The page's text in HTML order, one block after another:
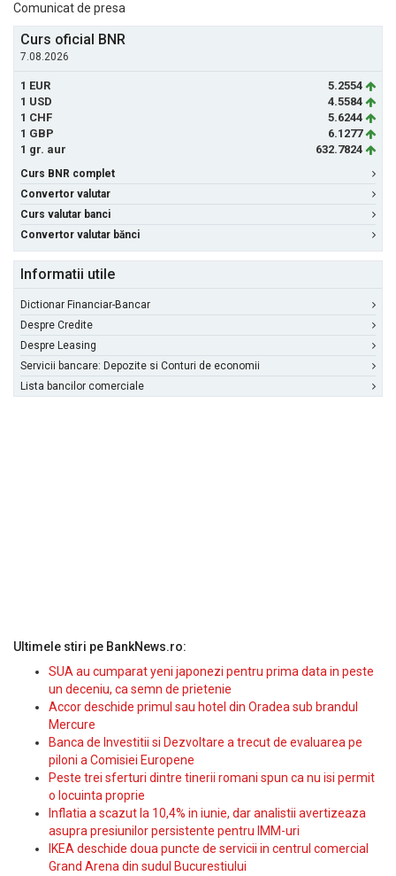
Comunicat de presa
Curs oficial BNR
7.08.2026
1 EUR
5.2554
1 USD
4.5584
1 CHF
5.6244
1 GBP
6.1277
1 gr. aur
632.7824
Curs BNR complet
Convertor valutar
Curs valutar banci
Convertor valutar bănci
Informatii utile
Dictionar Financiar-Bancar
Despre Credite
Despre Leasing
Servicii bancare: Depozite si Conturi de economii
Lista bancilor comerciale
Ultimele stiri pe BankNews.ro:
SUA au cumparat yeni japonezi pentru prima data in peste
un deceniu, ca semn de prietenie
Accor deschide primul sau hotel din Oradea sub brandul
Mercure
Banca de Investitii si Dezvoltare a trecut de evaluarea pe
piloni a Comisiei Europene
Peste trei sferturi dintre tinerii romani spun ca nu isi permit
o locuinta proprie
Inflatia a scazut la 10,4% in iunie, dar analistii avertizeaza
asupra presiunilor persistente pentru IMM-uri
IKEA deschide doua puncte de servicii in centrul comercial
Grand Arena din sudul Bucurestiului